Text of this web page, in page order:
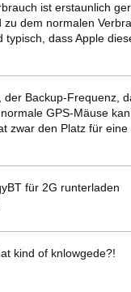
ist erstaunlich
dem normalen
dass Apple
Backup-Frequenz,
GPS-Mäuse
zwar den Platz für eine
für 2G runterladen
kind of knlowgede?!